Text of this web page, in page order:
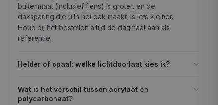
buitenmaat (inclusief flens) is groter, en de
daksparing die u in het dak maakt, is iets kleiner.
Houd bij het bestellen altijd de dagmaat aan als
referentie.
Helder of opaal: welke lichtdoorlaat kies ik?
Wat is het verschil tussen acrylaat en
polycarbonaat?